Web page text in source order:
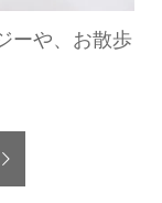
ーや、お散歩